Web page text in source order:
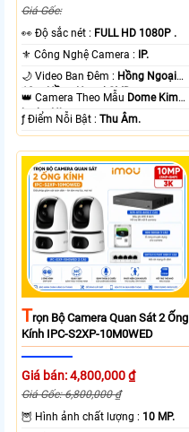
Giá Gốc:
️👀 Độ sắc nét : FULL HD 1080P .
⚜️ Công Nghệ Camera : IP.
🌙 Video Ban Đêm : Hồng Ngoại
10m Hồng Ngoại SMD.
👑 Camera Theo Mẫu Dome Kim
loại + Nhựa.
️ƒ Điểm Nỗi Bật :Thu Âm.
TRọn Bộ Camera Quan Sát 2 Ống
Kính IPC-S2XP-10M0WED
Giá bán: 4,800,000 ₫
Giá Gốc: 6,800,000 ₫
🦉 Hình ảnh chất lượng : 10 MP.